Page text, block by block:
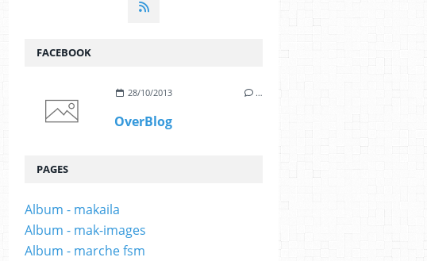
FACEBOOK
28/10/2013 …
OverBlog
PAGES
Album - makaila
Album - mak-images
Album - marche fsm